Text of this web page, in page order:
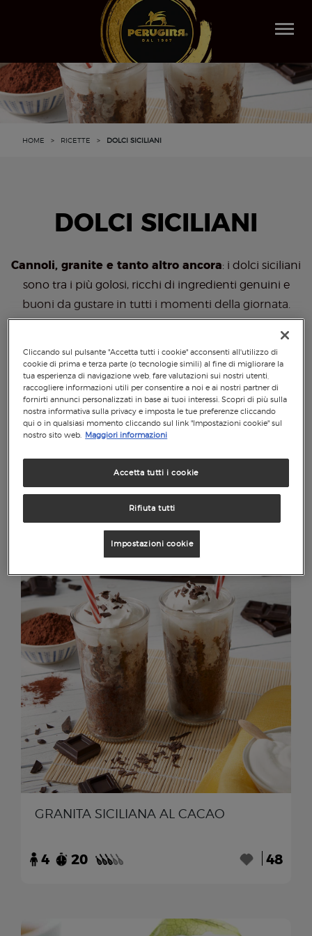
HOME > RICETTE > DOLCI SICILIANI
DOLCI SICILIANI
Cannoli, granite e tanto altro ancora: i dolci siciliani
sono tra i più golosi, ricchi di ingredienti genuini e
buoni da gustare in tutti i momenti della giornata.
Semplici da realizzare e con impasti originali e ricchi
preparazione diventerà ancora più golosa e invitante.
I dolci siciliani rappresentano la vera essenza di questa
regione, la cui tradizione culinaria è variegata e
conquistare dalle ricette di dolci siciliani firmate
Perugina®.
LEGGI DI PIÙ
Filtra per...
GRANITA SICILIANA AL CACAO
4 20 48
Cliccando sul pulsante "Accetta tutti i cookie" acconsenti all'utilizzo di
cookie di prima e terza parte (o tecnologie simili) al fine di migliorare la
tua esperienza di navigazione web, fare valutazioni sui nostri utenti,
raccogliere informazioni utili per consentire a noi e ai nostri partner di
fornirti annunci personalizzati in base ai tuoi interessi. Scopri di più sulla
nostra informativa sulla privacy e imposta le tue preferenze cliccando
qui o in qualsiasi momento cliccando sul link "Impostazioni cookie" sul
nostro sito web. Maggiori informazioni
Rifiuta tutti
Accetta tutti i cookie
Impostazioni cookie